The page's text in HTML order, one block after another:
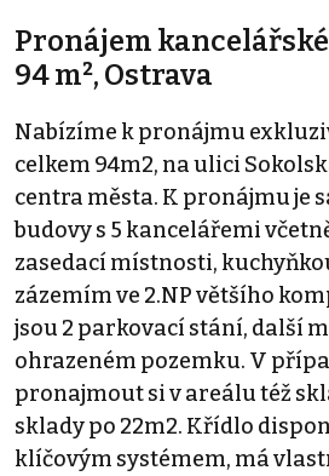
Pronájem
94 m², Ostrava
Nabízíme k pronájmu
celkem 94m2, na ulici
centra města. K pronájmu je
budovy s 5 kancelářemi
zasedací místnosti,
zázemím ve 2.NP většího
jsou 2 parkovací stání, další
ohrazeném pozemku. V
pronajmout si v areálu též
sklady po 22m2. Křídlo
klíčovým systémem, má